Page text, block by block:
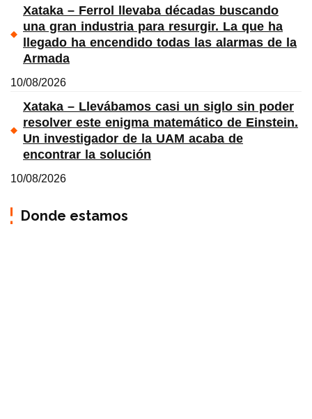
Xataka – Ferrol llevaba décadas buscando
una gran industria para resurgir. La que ha
llegado ha encendido todas las alarmas de la
Armada
10/08/2026
Xataka – Llevábamos casi un siglo sin poder
resolver este enigma matemático de Einstein.
Un investigador de la UAM acaba de
encontrar la solución
10/08/2026
Donde estamos